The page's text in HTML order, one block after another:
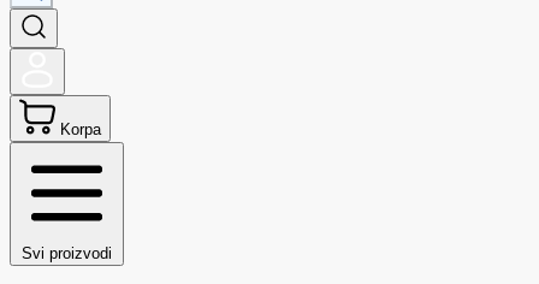
Korpa
Svi proizvodi